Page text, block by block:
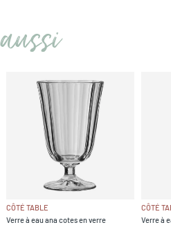
aussi
CÔTÉ TABLE
Verre à eau ana cotes en verre
CÔTÉ
Verre à